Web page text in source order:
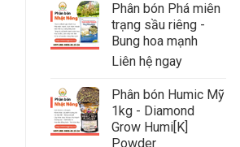
Phân bón Phá miên
trạng sầu riêng -
Bung hoa mạnh
Liên hệ ngay
Phân bón Humic Mỹ
1kg - Diamond
Grow Humi[K]
Powder